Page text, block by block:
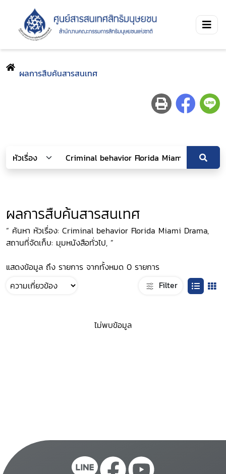
ผลการสืบค้นสารสนเทศ
ผลการสืบค้นสารสนเทศ
“ ค้นหา หัวเรื่อง: Criminal behavior Florida Miami Drama,
สถานที่จัดเก็บ: มุมหนังสือทั่วไป, ”
แสดงข้อมูล ถึง รายการ จากทั้งหมด 0 รายการ
Filter
ไม่พบข้อมูล